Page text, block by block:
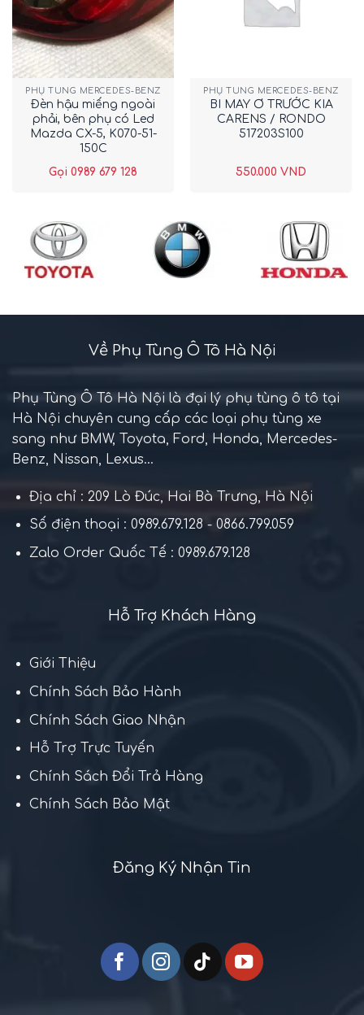
PHỤ TÙNG MERCEDES-BENZ
Đèn hậu miếng ngoài
phải, bên phụ có Led
Mazda CX-5, K070-51-
150C
Gọi 0989 679 128
PHỤ TÙNG MERCEDES-BENZ
BI MAY Ơ TRƯỚC KIA
CARENS / RONDO
517203S100
550.000 VND
Về Phụ Tùng Ô Tô Hà Nội
Phụ Tùng Ô Tô Hà Nội là đại lý phụ tùng ô tô tại
Hà Nội chuyên cung cấp các loại phụ tùng xe
sang như BMW, Toyota, Ford, Honda, Mercedes-
Benz, Nissan, Lexus...
Địa chỉ : 209 Lò Đúc, Hai Bà Trưng, Hà Nội
Số điện thoại : 0989.679.128 - 0866.799.059
Zalo Order Quốc Tế : 0989.679.128
Hỗ Trợ Khách Hàng
Giới Thiệu
Chính Sách Bảo Hành
Chính Sách Giao Nhận
Hỗ Trợ Trực Tuyến
Chính Sách Đổi Trả Hàng
Chính Sách Bảo Mật
Đăng Ký Nhận Tin